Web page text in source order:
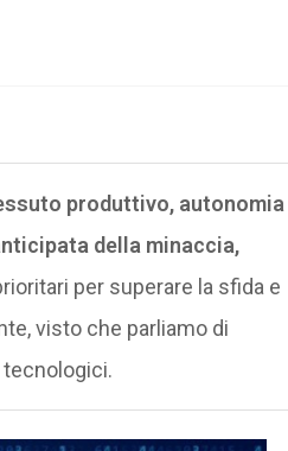
produttivo, autonomia
della minaccia,
per superare la sfida e
visto che parliamo di
tecnologici.